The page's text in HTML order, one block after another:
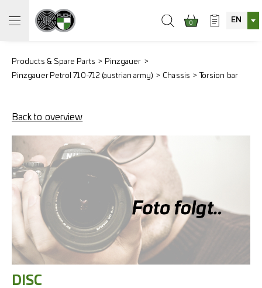
0 EN
Products & Spare Parts
Pinzgauer
Pinzgauer Petrol 710-712 (austrian army)
Chassis Torsion bar
Back to overview
DISC